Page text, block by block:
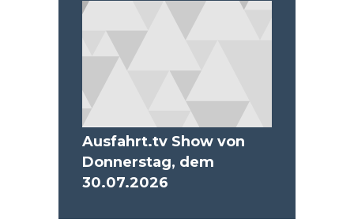
Ausfahrt.tv Show von
Donnerstag, dem
30.07.2026